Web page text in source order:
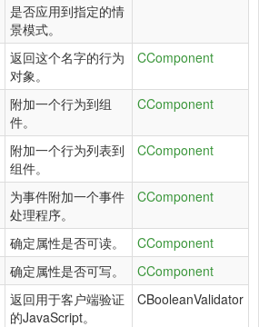
是否应用到指定的情
景模式。
返回这个名字的行为
对象。
CComponent
附加一个行为到组
件。
CComponent
附加一个行为列表到
组件。
CComponent
为事件附加一个事件
处理程序。
CComponent
确定属性是否可读。
CComponent
确定属性是否可写。
CComponent
返回用于客户端验证
的JavaScript。
CBooleanValidator